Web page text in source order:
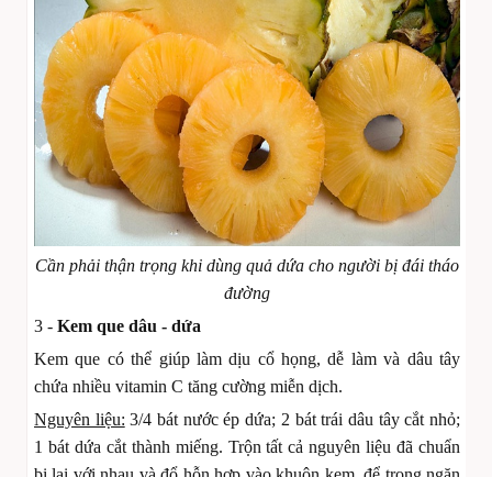
Cần phải thận trọng khi dùng quả dứa cho người bị đái tháo
đường
3 - Kem que dâu - dứa
Kem que có thể giúp làm dịu cổ họng, dễ làm và dâu tây
chứa nhiều vitamin C tăng cường miễn dịch.
Nguyên liệu: 3/4 bát nước ép dứa; 2 bát trái dâu tây cắt nhỏ;
1 bát dứa cắt thành miếng. Trộn tất cả nguyên liệu đã chuẩn